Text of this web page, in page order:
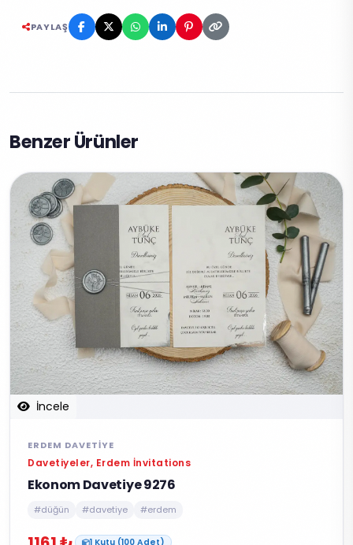
PAYLAŞ
Benzer Ürünler
İncele
ERDEM DAVETIYE
Davetiyeler, Erdem İnvitations
Ekonom Davetiye 9276
#düğün #davetiye #erdem
1 Kutu (100 Adet)